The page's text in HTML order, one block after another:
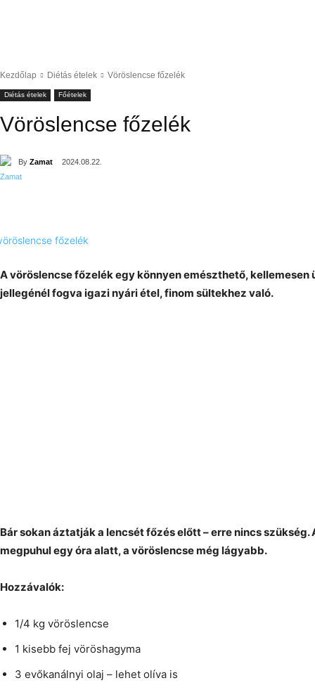
Kezdőlap Diétás ételek Vöröslencse főzelék
Diétás ételek Főételek
Vöröslencse főzelék
By Zamat 2024.08.22.
A vöröslencse főzelék egy könnyen emészthető,
jellegénél fogva igazi nyári étel, finom sültekhez való.
Bár sokan áztatják a lencsét főzés előtt – erre nincs szükség.
megpuhul egy óra alatt, a vöröslencse még lágyabb.
Hozzávalók:
1/4 kg vöröslencse
1 kisebb fej vöröshagyma
3 evőkanálnyi olaj – lehet olíva is